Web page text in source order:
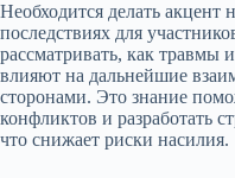
Необходится делать акцент
последствиях для
рассматривать, как травмы
влияют на дальнейшие
сторонами. Это знание
конфликтов и разработать
что снижает риски насилия.